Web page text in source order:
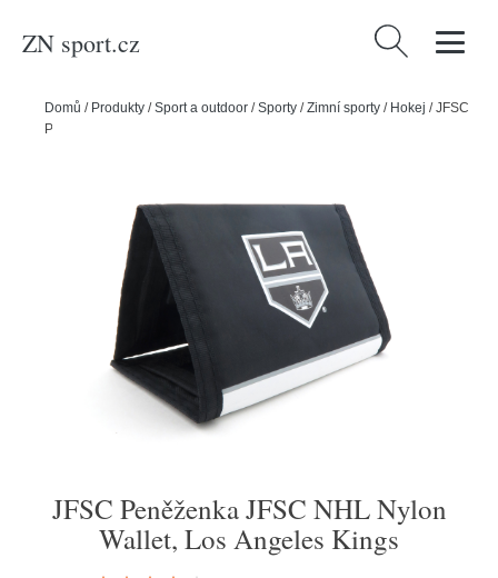
ZN sport.cz Vyhledávání
Domů / Produkty /Sport a outdoor /Sporty /Zimní sporty / Hokej /JFSC
Peněženka JFSC NHL Nylon Wallet, Los Angeles Kings
JFSC Peněženka JFSC NHL Nylon
Wallet, Los Angeles Kings